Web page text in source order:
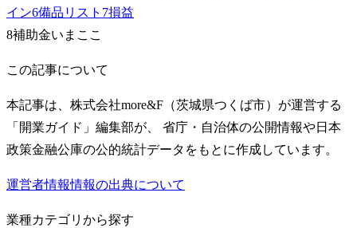
イン6備品リスト 7損益
8補助金いまここ
この記事について
本記事は、株式会社more&F（茨城県つくば市）が運営する
「開業ガイド」編集部が、 省庁・自治体の公開情報や日本
政策金融公庫の公的統計データをもとに作成しています。
運営者情報情報の出典について
業種カテゴリから探す